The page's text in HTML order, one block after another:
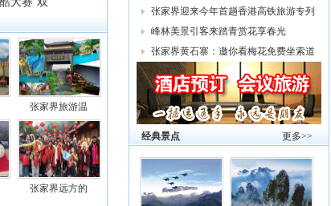
张家界旅游温
张家界远方的
张家界迎来今年首趟香港高铁旅游专列
峰林美景引客来踏青赏花享春光
张家界黄石寨：邀你看梅花免费坐索道
更多>>
经典景点